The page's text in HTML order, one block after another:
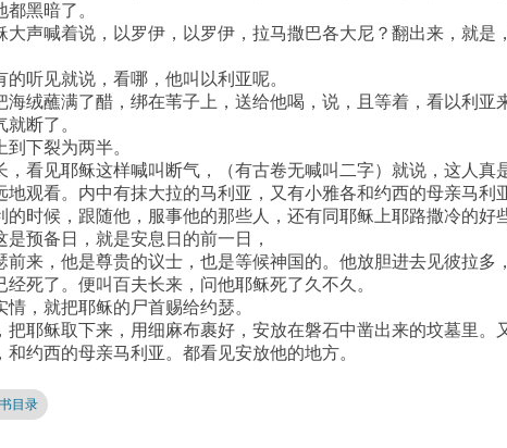
黑暗了。
大声喊着说，以罗伊，以罗伊，拉马撒巴各大尼？翻出来，就是
听见就说，看哪，他叫以利亚呢。
海绒蘸满了醋，绑在苇子上，送给他喝，说，且等着，看以利亚
断了。
下裂为两半。
，看见耶稣这样喊叫断气，（有古卷无喊叫二字）就说，这人真
地观看。内中有抹大拉的马利亚，又有小雅各和约西的母亲马利
的时候，跟随他，服事他的那些人，还有同耶稣上耶路撒冷的好
是预备日，就是安息日的前一日，
前来，他是尊贵的议士，也是等候神国的。他放胆进去见彼拉多
经死了。便叫百夫长来，问他耶稣死了久不久。
情，就把耶稣的尸首赐给约瑟。
把耶稣取下来，用细麻布裹好，安放在磐石中凿出来的坟墓里。
和约西的母亲马利亚。都看见安放他的地方。
目录